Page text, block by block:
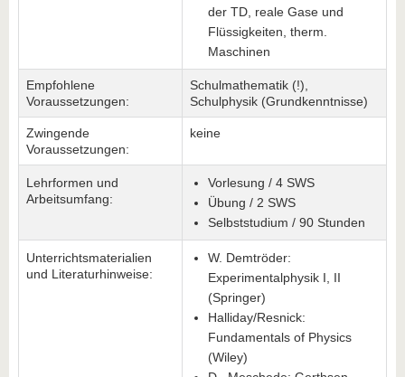
der TD, reale Gase und
Flüssigkeiten, therm.
Maschinen
Empfohlene
Voraussetzungen:
Schulmathematik (!),
Schulphysik (Grundkenntnisse)
Zwingende
Voraussetzungen:
keine
Lehrformen und
Arbeitsumfang:
Vorlesung / 4 SWS
Übung / 2 SWS
Selbststudium / 90 Stunden
Unterrichtsmaterialien
und Literaturhinweise:
W. Demtröder:
Experimentalphysik I, II
(Springer)
Halliday/Resnick:
Fundamentals of Physics
(Wiley)